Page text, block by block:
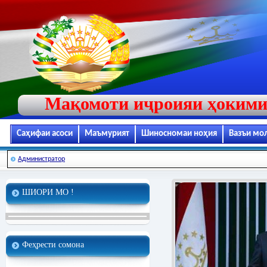
Мақомоти иҷроияи
Саҳифаи асоси Маъмурият Шиносномаи ноҳия Вазъи
Администратор
ШИОРИ МО !
Феҳрести сомона